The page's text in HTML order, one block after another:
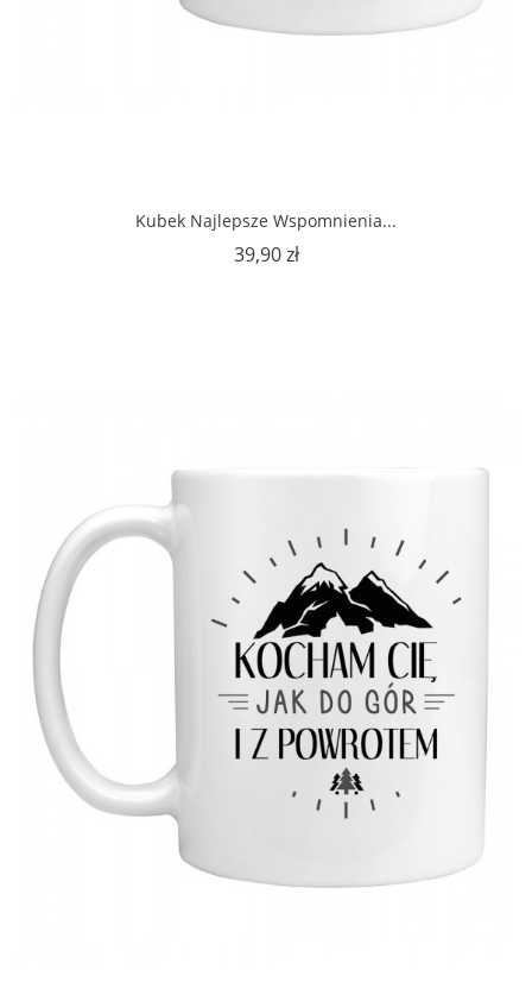
Kubek Najlepsze Wspomnienia...
39,90 złCena